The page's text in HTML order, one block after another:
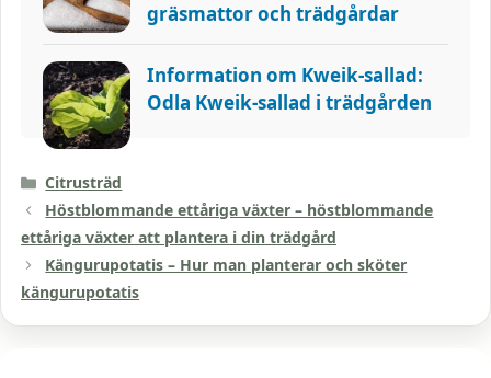
gräsmattor och trädgårdar
Information om Kweik-sallad:
Odla Kweik-sallad i trädgården
Kategorier
Citrusträd
Höstblommande ettåriga växter – höstblommande
ettåriga växter att plantera i din trädgård
Kängurupotatis – Hur man planterar och sköter
kängurupotatis